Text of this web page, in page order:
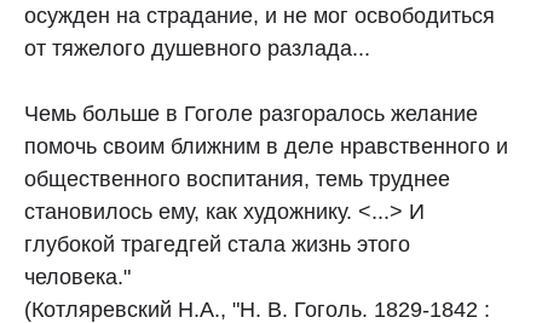
осужден на страдание, и не мог освободиться
от тяжелого душевного разлада...
Чемь больше в Гоголе разгоралось желание
помочь своим ближним в деле нравственного и
общественного воспитания, темь труднее
становилось ему, как художнику. <...> И
глубокой трагедгей стала жизнь этого
человека."
(Котляревский Н.А., "Н. В. Гоголь. 1829-1842 :